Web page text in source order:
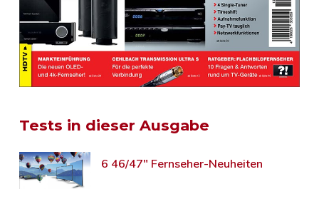
Tests in dieser Ausgabe
6 46/47″ Fernseher-Neuheiten